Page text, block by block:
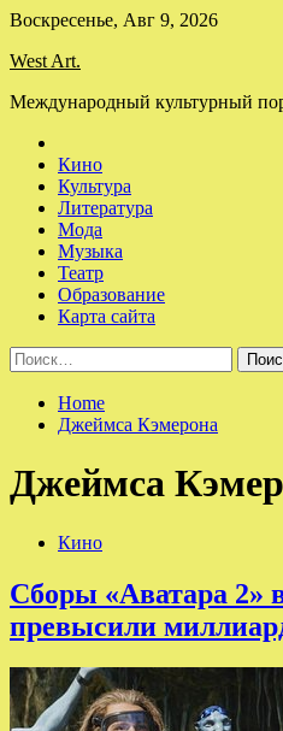
Skip
content
Воскресенье, Авг 9, 2026
West Art.
Международный культурный
Кино
Культура
Литература
Мода
Музыка
Театр
Образование
Карта сайта
Найти:
Home
Джеймса Кэмерона
Джеймса
Кино
Сборы «Аватара 2»
превысили